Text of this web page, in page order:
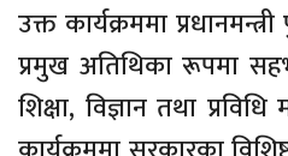
उक्त कार्यक्रममा
प्रमुख अतिथिका रूपमा
शिक्षा, विज्ञान तथा